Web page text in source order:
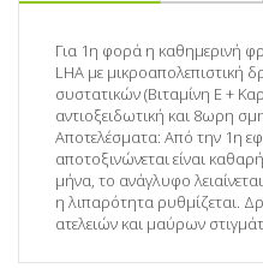
Για 1η φορά η καθημερινή
LHA με μικροαπολεπιστική
συστατικών (Βιταμίνη Ε +
αντιοξειδωτική και 8ωρη
Αποτελέσματα: Από την 1η
αποτοξινώνεται είναι
μήνα, το ανάγλυφο
η λιπαρότητα ρυθμίζεται.
ατελειών και μαύρων